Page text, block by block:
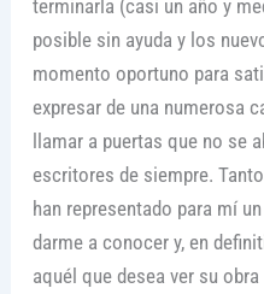
terminarla (casi un año y
posible sin ayuda y los
momento oportuno para
expresar de una numerosa
llamar a puertas que no se
escritores de siempre.
han representado para mí
darme a conocer y, en
aquél que desea ver su